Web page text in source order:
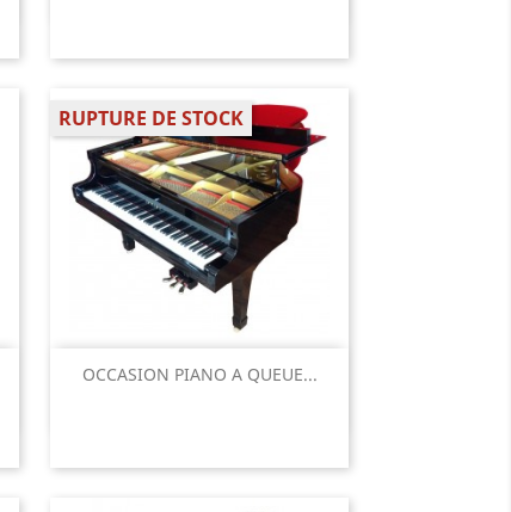
OCCASION PIANO A QUEUE...
RUPTURE DE STOCK
Aperçu rapide